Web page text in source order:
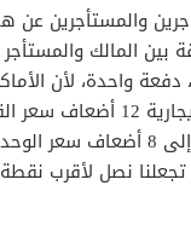
والمستأجرين عن
بين المالك
جنيهًا واحدًا حتى اليوم،
لسنة 77، أما القانون 136